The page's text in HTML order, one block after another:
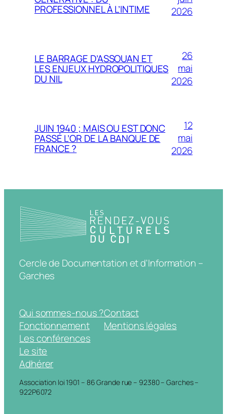
PROFESSIONNEL À L’INTIME
2026
LE BARRAGE D’ASSOUAN ET
LES ENJEUX HYDROPOLITIQUES
DU NIL
26
mai
2026
JUIN 1940 ; MAIS OU EST DONC
PASSÉ L’OR DE LA BANQUE DE
FRANCE ?
12
mai
2026
Cercle de Documentation et d'Information –
Garches
Qui sommes-nous ?
Fonctionnement
Les conférences
Le site
Adhérer
Contact
Mentions légales
Association loi 1901 – 86 Grande rue – 92380 – Garches –
922P6072